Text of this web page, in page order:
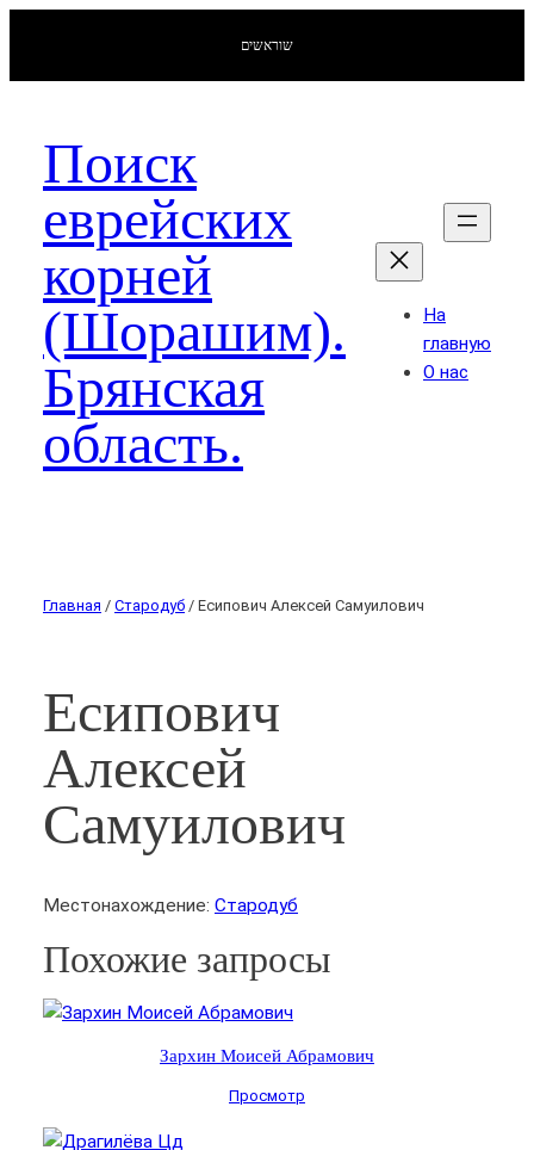
שוראשים
Поиск
еврейских
корней
(Шорашим).
Брянская
область.
На
главную
О нас
Главная / Стародуб / Есипович Алексей Самуилович
Есипович
Алексей
Самуилович
Местонахождение: Стародуб
Похожие запросы
Зархин Моисей Абрамович
Просмотр